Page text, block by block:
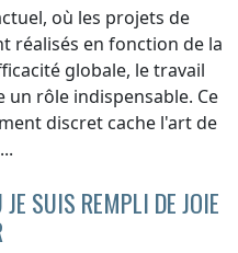
où les projets de
réalisés en fonction de la
globale, le travail
un rôle indispensable. Ce
discret cache l'art de
SUIS REMPLI DE JOIE